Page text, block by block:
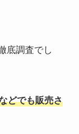
底調査でし
どでも販売さ